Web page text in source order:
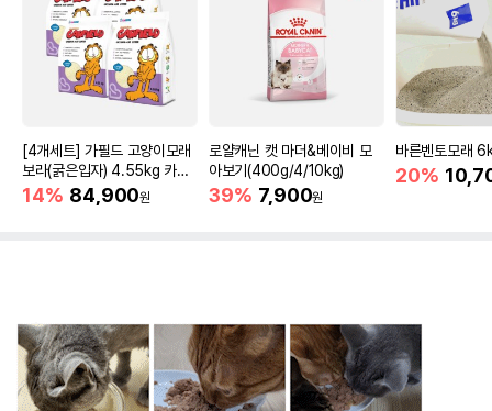
[4개세트] 가필드 고양이모래
보라(굵은입자) 4.55kg 카사
바모래
14% 84,900원
로얄캐닌 캣 마더&베이비 모
아보기(400g/4/10kg)
39% 7,900원
바른벤토모래
20%